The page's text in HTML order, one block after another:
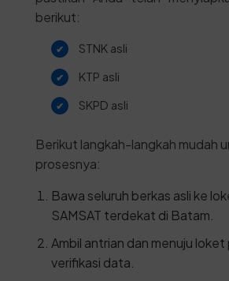
berikut:
STNK asli
KTP asli
SKPD asli
Berikut langkah-langkah mudah
prosesnya:
Bawa seluruh berkas asli ke
SAMSAT terdekat di Batam.
Ambil antrian dan menuju
verifikasi data.